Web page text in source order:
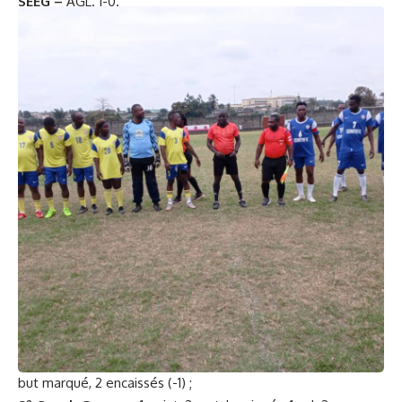
: 9 points, 4 matches joués, 3 victoires et
1défaite, 6 buts inscrits, 2 encaissé (+4) ;
3eClean Africa: 7 points, 4 matches joués, 2 victoires, 1
nul, 2 buts marqués, 2 encaissé (0) ;
4 ACD Groupe: 6 points, 4 matches joués, 2 victoires, 2
défaites, 2 buts marqués, 6 encaissés (-4) ;
5eSEEG :5 points, 4 matches joués, 1 victoire, 2 nuls, 1 but
inscrit, 2 buts encaissés (-1) ;
6eColas Gabon: 4 points, 4 matches disputés, 1 victoire, 1
nul, 2 défaites, 1 but inscrit, 3 encaissés (-2) ;
7eAGL: 3 points, 4 matches joués, 1 victoire, 3 défaites, 2
but inscrit, 3 encaissés (-1) ;
8eOprag: 2 points, 3 matches joués, 2 nuls, 1 défaite, 1
but marqué, 2 encaissés (-1) ;